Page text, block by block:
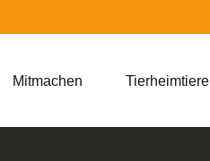
Mitmachen Tierheimtiere